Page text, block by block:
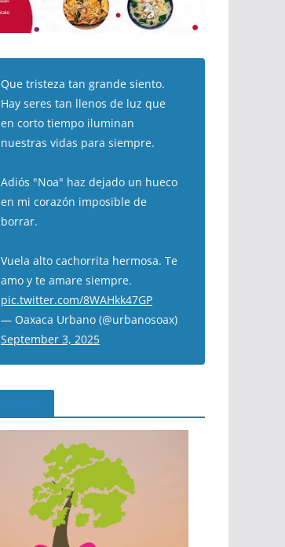
Que tristeza tan grande siento.
Hay seres tan llenos de luz que
en corto tiempo iluminan
nuestras vidas para siempre.
Adiós "Noa" haz dejado un hueco
en mi corazón imposible de
borrar.
Vuela alto cachorrita hermosa. Te
amo y te amare siempre.
pic.twitter.com/8WAHkk47GP
— Oaxaca Urbano (@urbanosoax)
September 3, 2025